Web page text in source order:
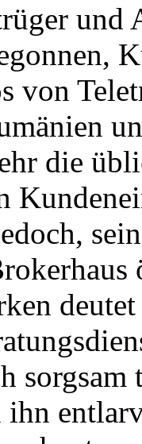
und
von
die
sorgsam